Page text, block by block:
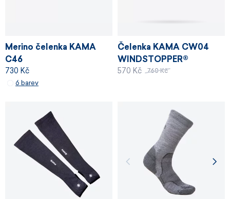
Merino čelenka KAMA
C46
730 Kč
6 barev
Čelenka KAMA CW04
WINDSTOPPER®
570 Kč 760 Kč